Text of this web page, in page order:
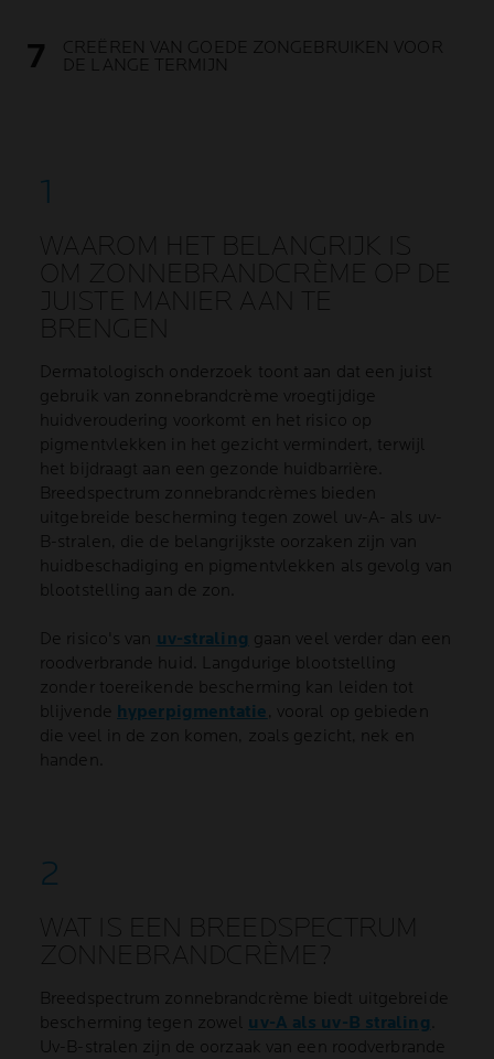
CREËREN VAN GOEDE ZONGEBRUIKEN VOOR
DE LANGE TERMIJN
WAAROM HET BELANGRIJK IS
OM ZONNEBRANDCRÈME OP DE
JUISTE MANIER AAN TE
BRENGEN
Dermatologisch onderzoek toont aan dat een juist
gebruik van zonnebrandcrème vroegtijdige
huidveroudering voorkomt en het risico op
pigmentvlekken in het gezicht vermindert, terwijl
het bijdraagt aan een gezonde huidbarrière.
Breedspectrum zonnebrandcrèmes bieden
uitgebreide bescherming tegen zowel uv-A- als uv-
B-stralen, die de belangrijkste oorzaken zijn van
huidbeschadiging en pigmentvlekken als gevolg van
blootstelling aan de zon.
De risico's van uv-straling gaan veel verder dan een
roodverbrande huid. Langdurige blootstelling
zonder toereikende bescherming kan leiden tot
blijvende hyperpigmentatie , vooral op gebieden
die veel in de zon komen, zoals gezicht, nek en
handen.
WAT IS EEN BREEDSPECTRUM
ZONNEBRANDCRÈME?
Breedspectrum zonnebrandcrème biedt uitgebreide
bescherming tegen zowel uv-A als uv-B straling
Uv-B-stralen zijn de oorzaak van een roodverbrande